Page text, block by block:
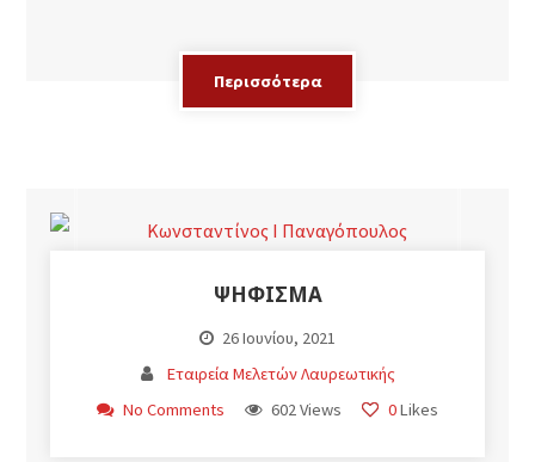
Περισσότερα
ΨΗΦΙΣΜΑ
26 Ιουνίου, 2021
Εταιρεία Μελετών Λαυρεωτικής
No Comments
602 Views 0Likes